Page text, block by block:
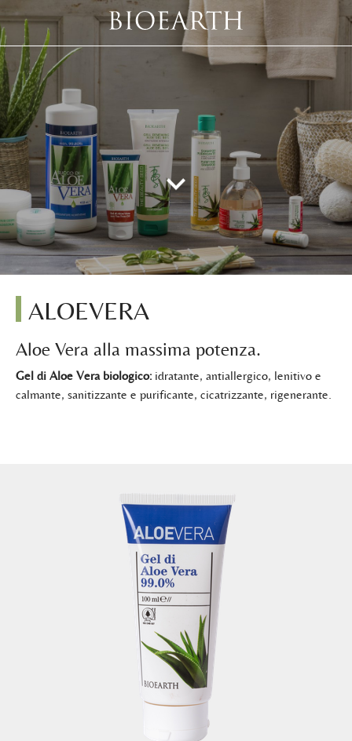
ALOEVERA
Aloe Vera alla massima potenza.
Gel di Aloe Vera biologico:idratante, antiallergico, lenitivo e
calmante, sanitizzante e purificante, cicatrizzante, rigenerante.